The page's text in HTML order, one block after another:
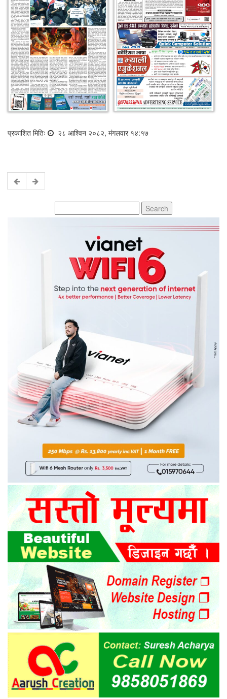
प्रकाशित मितिः २८ आश्विन २०८२, मंगलवार १४:१७
for: